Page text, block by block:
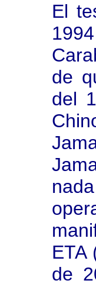
El
de
del
ETA
de